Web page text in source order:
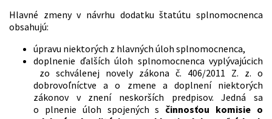
Hlavné zmeny v návrhu dodatku štatútu splnomocnenca
obsahujú:
úpravu niektorých z hlavných úloh splnomocnenca,
doplnenie ďalších úloh splnomocnenca vyplývajúcich
zo schválenej novely zákona č. 406/2011 Z. z. o
dobrovoľníctve a o zmene a doplnení niektorých
zákonov v znení neskorších predpisov. Jedná sa
o plnenie úloh spojených s činnosťou komisie o